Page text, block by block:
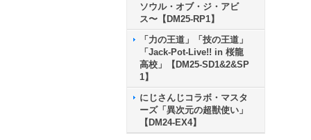
ソウル・オブ・ジ・アビ
ス〜【DM25-RP1】
「力の王道」「技の王道」
「Jack-Pot-Live!! in 桜龍
高校」【DM25-SD1&2&SP
1】
にじさんじコラボ・マスタ
ーズ「異次元の超獣使い」
【DM24-EX4】